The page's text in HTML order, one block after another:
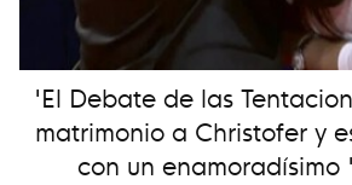
'El Debate de las
matrimonio a Christofer y
con un enamoradísimo